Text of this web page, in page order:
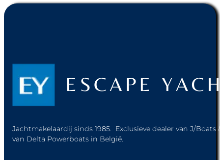
Jachtmakelaardij sinds 1985. Exclusieve dealer van J/Boats
van Delta Powerboats in België.